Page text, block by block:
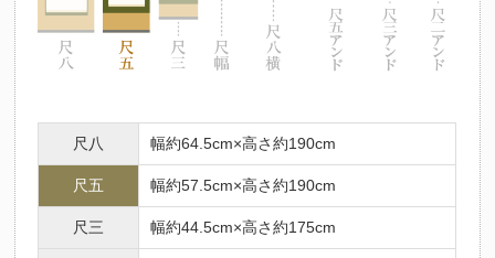
尺八 幅約64.5cm×高さ約190cm
尺五 幅約57.5cm×高さ約190cm
尺三 幅約44.5cm×高さ約175cm